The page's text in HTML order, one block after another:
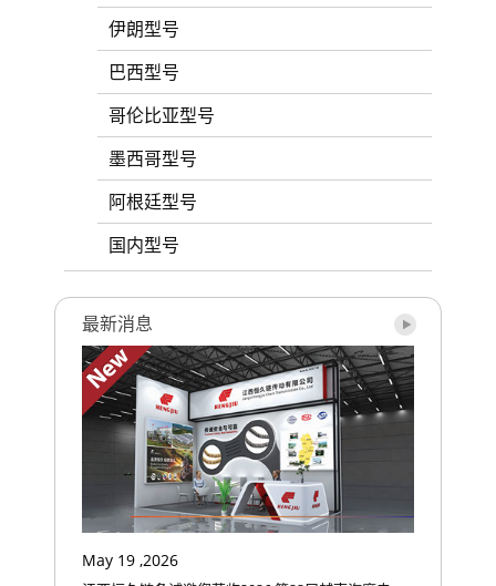
伊朗型号
巴西型号
哥伦比亚型号
墨西哥型号
阿根廷型号
国内型号
最新消息
May 19 ,2026